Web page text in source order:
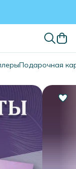
Подарочная